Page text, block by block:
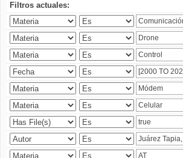
Filtros actuales: